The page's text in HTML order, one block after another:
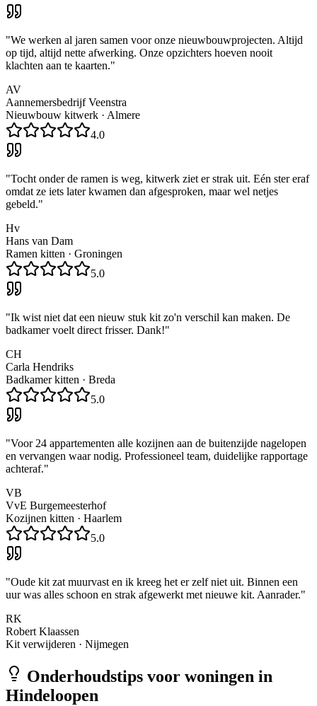
"We werken al jaren samen voor onze nieuwbouwprojecten. Altijd
op tijd, altijd nette afwerking. Onze opzichters hoeven nooit
klachten aan te kaarten."
AV
Aannemersbedrijf Veenstra
Nieuwbouw kitwerk · Almere
4.0
"Tocht onder de ramen is weg, kitwerk ziet er strak uit. Eén ster eraf
omdat ze iets later kwamen dan afgesproken, maar wel netjes
gebeld."
Hv
Hans van Dam
Ramen kitten · Groningen
5.0
"Ik wist niet dat een nieuw stuk kit zo'n verschil kan maken. De
badkamer voelt direct frisser. Dank!"
CH
Carla Hendriks
Badkamer kitten · Breda
5.0
"Voor 24 appartementen alle kozijnen aan de buitenzijde nagelopen
en vervangen waar nodig. Professioneel team, duidelijke rapportage
achteraf."
VB
VvE Burgemeesterhof
Kozijnen kitten · Haarlem
5.0
"Oude kit zat muurvast en ik kreeg het er zelf niet uit. Binnen een
uur was alles schoon en strak afgewerkt met nieuwe kit. Aanrader."
RK
Robert Klaassen
Kit verwijderen · Nijmegen
Onderhoudstips voor woningen in
Hindeloopen